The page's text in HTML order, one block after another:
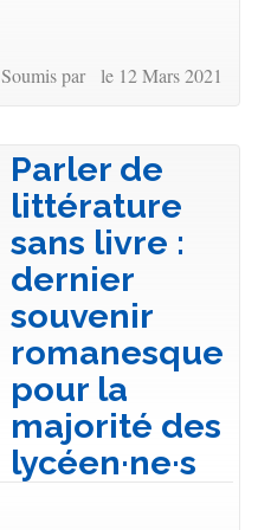
Soumis par le 12 Mars 2021
Parler de
littérature
sans livre :
dernier
souvenir
romanesque
pour la
majorité des
lycéen·ne·s